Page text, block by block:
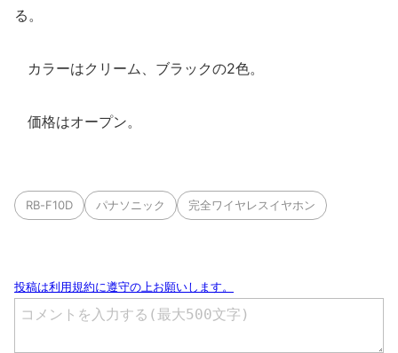
る。
カラーはクリーム、ブラックの2色。
価格はオープン。
RB-F10D パナソニック 完全ワイヤレスイヤホン